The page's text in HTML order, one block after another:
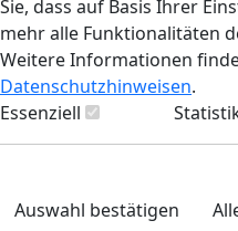
Sie, dass auf Basis Ihrer
mehr alle Funktionalitäten
Weitere Informationen
Datenschutzhinweisen.
Essenziell
Auswahl bestätigen